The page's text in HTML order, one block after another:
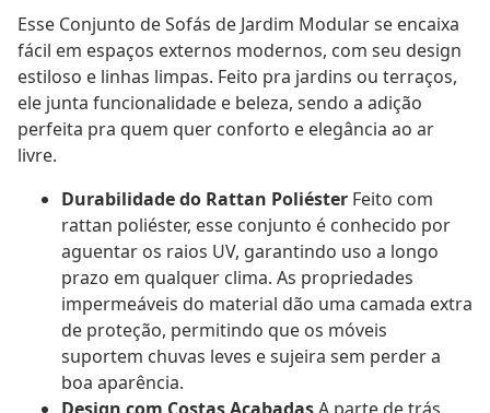
Esse Conjunto de Sofás de Jardim Modular se encaixa
fácil em espaços externos modernos, com seu design
estiloso e linhas limpas. Feito pra jardins ou terraços,
ele junta funcionalidade e beleza, sendo a adição
perfeita pra quem quer conforto e elegância ao ar
livre.
Durabilidade do Rattan Poliéster Feito com
rattan poliéster, esse conjunto é conhecido por
aguentar os raios UV, garantindo uso a longo
prazo em qualquer clima. As propriedades
impermeáveis do material dão uma camada extra
de proteção, permitindo que os móveis
suportem chuvas leves e sujeira sem perder a
boa aparência.